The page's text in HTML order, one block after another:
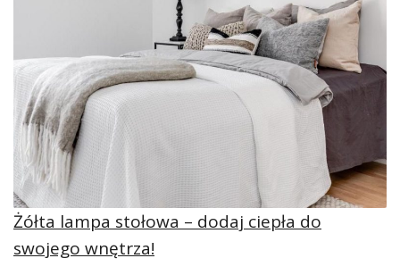
Żółta lampa stołowa – dodaj ciepła do
swojego wnętrza!